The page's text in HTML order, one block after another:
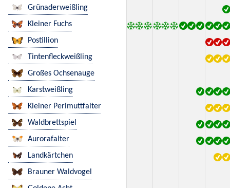
Grünaderweißling
Kleiner Fuchs
Postillion
Tintenfleckweißling
Großes Ochsenauge
Karstweißling
Kleiner Perlmuttfalter
Waldbrettspiel
Aurorafalter
Landkärtchen
Brauner Waldvogel